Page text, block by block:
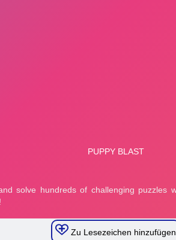
Zu Lesezeichen hinzufügen